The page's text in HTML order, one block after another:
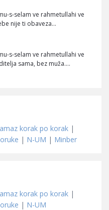
s-selam ve rahmetullahi ve
nije ti obaveza…
s-selam ve rahmetullahi ve
sama, bez muža.…
korak po korak |
| N-UM | Minber
korak po korak |
| N-UM